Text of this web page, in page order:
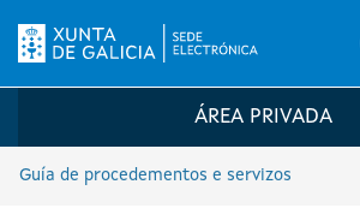
Logo da Sede electrónica
ÁREA PRIVADA
Guía de procedementos e servizos